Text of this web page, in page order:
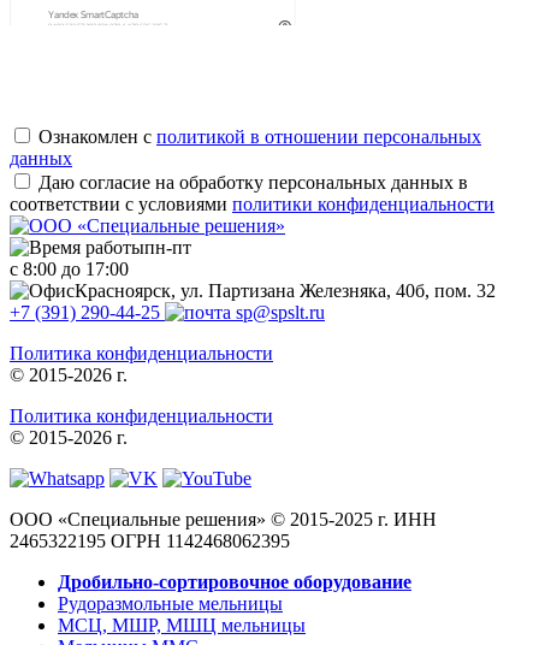
Ознакомлен с политикой в отношении персональных
данных
Даю согласие на обработку персональных данных в
соответствии с условиями политики конфиденциальности
пн-пт
с 8:00 до 17:00
Красноярск, ул. Партизана Железняка, 40б, пом. 32
+7 (391) 290-44-25
sp@spslt.ru
Политика конфиденциальности
© 2015-2026 г.
Политика конфиденциальности
© 2015-2026 г.
ООО «Специальные решения» © 2015-2025 г. ИНН
2465322195 ОГРН 1142468062395
Дробильно-сортировочное оборудование
Рудоразмольные мельницы
МСЦ, МШР, МШЦ мельницы